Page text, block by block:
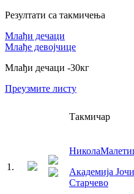
Резултати са такмичења
Млађи дечаци
Млађе девојчице
Млађи дечаци -30кг
Преузмите листу
Такмичар
1 .
Никола
Академија
Старчево